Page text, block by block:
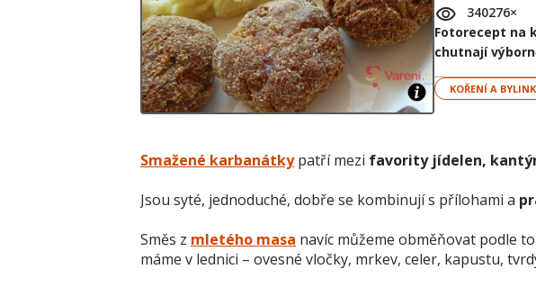
340276×
Fotorecept na
chutnají
KOŘENÍ A
Smažené karbanátkypatří mezi favority jídelen,
Jsou syté, jednoduché, dobře se kombinují s přílohami a
Směs z mletého masa navíc můžeme obměňovat podle
máme v lednici – ovesné vločky, mrkev, celer, kapustu,